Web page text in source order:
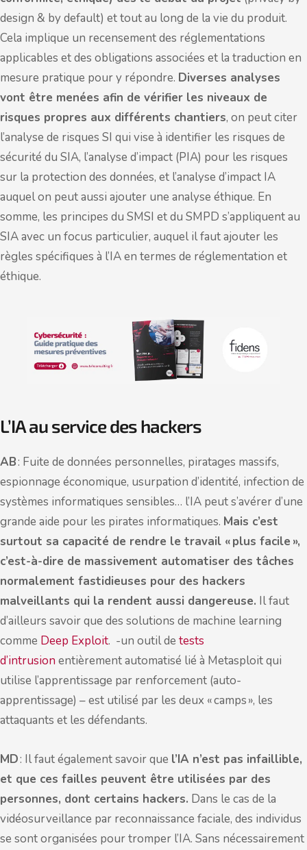
design & by default) et tout au long de la vie du produit.
Cela implique un recensement des réglementations
applicables et des obligations associées et la traduction en
mesure pratique pour y répondre. Diverses analyses
vont être menées afin de vérifier les niveaux de
risques propres aux différents chantiers, on peut citer
l’analyse de risques SI qui vise à identifier les risques de
sécurité du SIA, l’analyse d’impact (PIA) pour les risques
sur la protection des données, et l’analyse d’impact IA
auquel on peut aussi ajouter une analyse éthique. En
somme, les principes du SMSI et du SMPD s’appliquent au
SIA avec un focus particulier, auquel il faut ajouter les
règles spécifiques à l’IA en termes de réglementation et
éthique.
L’IA au service des hackers
AB: Fuite de données personnelles, piratages massifs,
espionnage économique, usurpation d’identité, infection de
systèmes informatiques sensibles… l’IA peut s’avérer d’une
grande aide pour les pirates informatiques. Mais c’est
surtout sa capacité de rendre le travail « plus facile »,
c’est-à-dire de massivement automatiser des tâches
normalement fastidieuses pour des hackers
malveillants qui la rendent aussi dangereuse. Il faut
d’ailleurs savoir que des solutions de machine learning
comme Deep Exploit. -un outil de tests
d’intrusion entièrement automatisé lié à Metasploit qui
utilise l’apprentissage par renforcement (auto-
apprentissage) – est utilisé par les deux « camps », les
attaquants et les défendants.
MD: Il faut également savoir que l’IA n’est pas infaillible,
et que ces failles peuvent être utilisées par des
personnes, dont certains hackers. Dans le cas de la
vidéosurveillance par reconnaissance faciale, des individus
se sont organisées pour tromper l’IA. Sans nécessairement